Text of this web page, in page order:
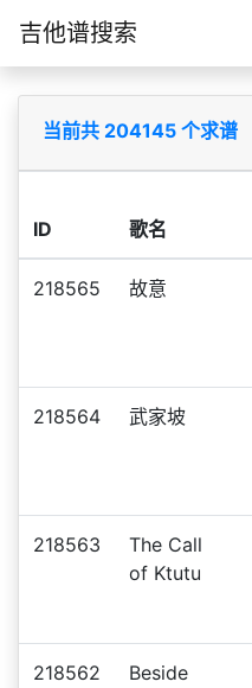
吉他谱搜索
当前共 204145 个求谱
ID 歌名
218565 故意
218564 武家坡
218563
The Call
of Ktutu
218562
Beside